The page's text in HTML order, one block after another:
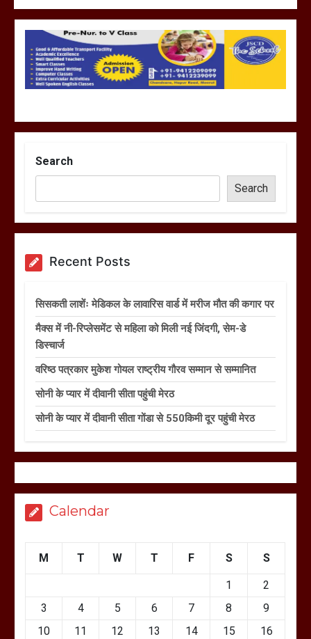
Search
Search
Recent Posts
सिसकती लाशेंः मेडिकल के लावारिस वार्ड में मरीज मौत की कगार पर
मैक्स में नी-रिप्लेसमेंट से महिला को मिली नई जिंदगी, सेम-डे
डिस्चार्ज
वरिष्ठ पत्रकार मुकेश गोयल राष्ट्रीय गौरव सम्मान से सम्मानित
सोनी के प्यार में दीवानी सीता पहुंची मेरठ
सोनी के प्यार में दीवानी सीता गोंडा से 550किमी दूर पहुंची मेरठ
Calendar
M T W T F S S
1
2
3
4 5 6 7 8
9
10
11 12 13 14 15
16